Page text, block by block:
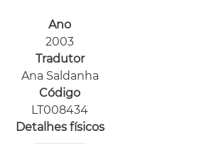
Ano
2003
Tradutor
Ana Saldanha
Código
LT008434
Detalhes físicos